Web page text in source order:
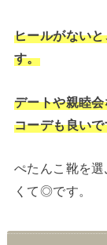
ヒールがない
す。
デートや親睦
コーデも良い
ぺたんこ靴を
くて◎です。